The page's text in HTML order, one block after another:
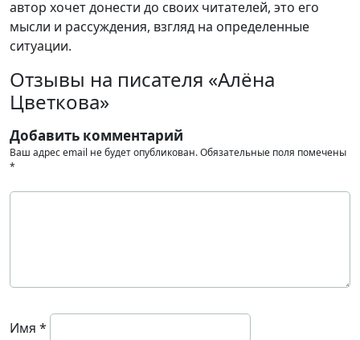
автор хочет донести до своих читателей, это его
мысли и рассуждения, взгляд на определенные
ситуации.
Отзывы на писателя «Алёна
Цветкова»
Добавить комментарий
Ваш адрес email не будет опубликован.Обязательные поля помечены
*
Имя *